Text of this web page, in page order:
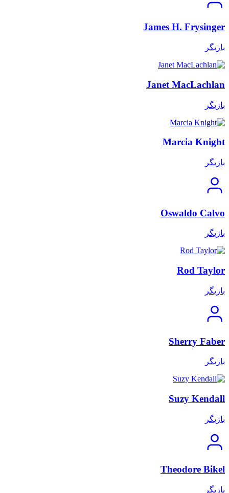
James H. Frysinger
بازیگر
Janet MacLachlan
بازیگر
Marcia Knight
بازیگر
Oswaldo Calvo
بازیگر
Rod Taylor
بازیگر
Sherry Faber
بازیگر
Suzy Kendall
بازیگر
Theodore Bikel
بازیگر